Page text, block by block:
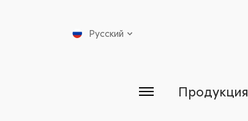
Русский
Продукция